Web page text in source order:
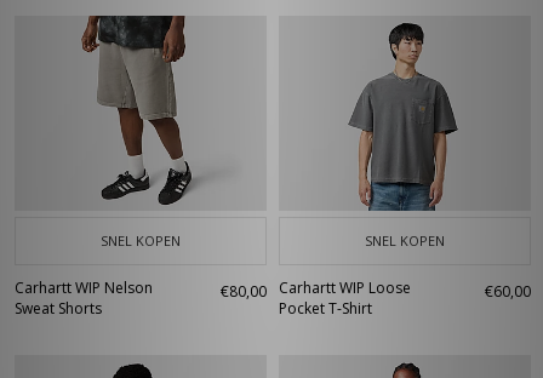
SNEL KOPEN
Carhartt WIP Nelson
Sweat Shorts
€80,00
SNEL KOPEN
Carhartt WIP Loose
Pocket T-Shirt
€60,00